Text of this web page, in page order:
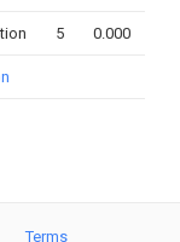
5 0.000
Terms